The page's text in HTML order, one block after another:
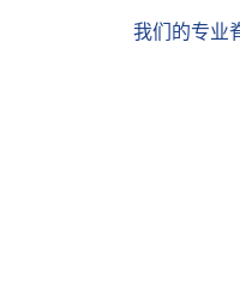
我们的专业